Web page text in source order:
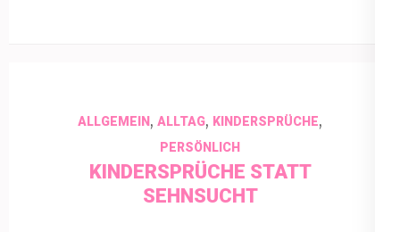
ALLGEMEIN, ALLTAG, KINDERSPRÜCHE,
PERSÖNLICH
KINDERSPRÜCHE STATT
SEHNSUCHT